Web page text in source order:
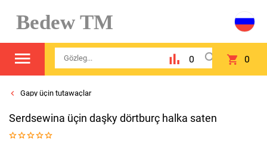
Bedew TM
0 0
Gapy üçin tutawaçlar
Serdsewina üçin daşky dörtburç halka saten